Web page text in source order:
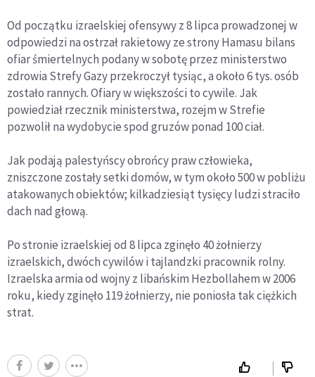
Od początku izraelskiej ofensywy z 8 lipca prowadzonej w
odpowiedzi na ostrzał rakietowy ze strony Hamasu bilans
ofiar śmiertelnych podany w sobotę przez ministerstwo
zdrowia Strefy Gazy przekroczył tysiąc, a około 6 tys. osób
zostało rannych. Ofiary w większości to cywile. Jak
powiedział rzecznik ministerstwa, rozejm w Strefie
pozwolił na wydobycie spod gruzów ponad 100 ciał.
Jak podają palestyńscy obrońcy praw człowieka,
zniszczone zostały setki domów, w tym około 500 w pobliżu
atakowanych obiektów; kilkadziesiąt tysięcy ludzi straciło
dach nad głową.
Po stronie izraelskiej od 8 lipca zginęło 40 żołnierzy
izraelskich, dwóch cywilów i tajlandzki pracownik rolny.
Izraelska armia od wojny z libańskim Hezbollahem w 2006
roku, kiedy zginęło 119 żołnierzy, nie poniosła tak ciężkich
strat.